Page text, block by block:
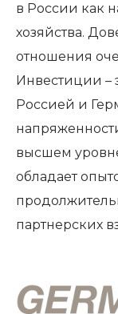
в России как
хозяйства.
отношения
Инвестиции –
Россией и
высшем
обладает
партнерских